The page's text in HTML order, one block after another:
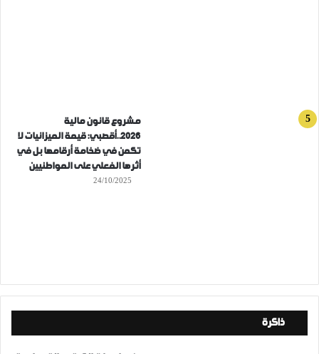
مشروع قانون مالية
2026..أقصبي: قيمة الميزانيات لا
تكمن في ضخامة أرقامها بل في
أثرها الفعلي على المواطنيين
24/10/2025
ذاكرة